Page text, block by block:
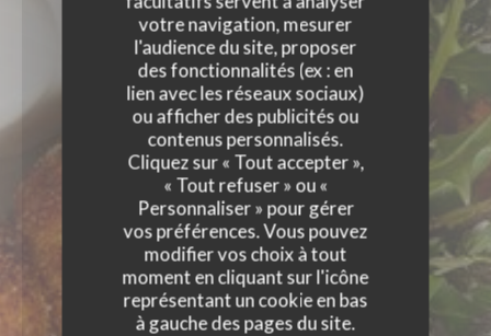
votre navigation, mesurer
l'audience du site, proposer
des fonctionnalités (ex : en
lien avec les réseaux sociaux)
ou afficher des publicités ou
contenus personnalisés.
Cliquez sur « Tout accepter »,
« Tout refuser » ou «
Personnaliser » pour gérer
vos préférences. Vous pouvez
modifier vos choix à tout
moment en cliquant sur l'icône
représentant un cookie en bas
à gauche des pages du site.